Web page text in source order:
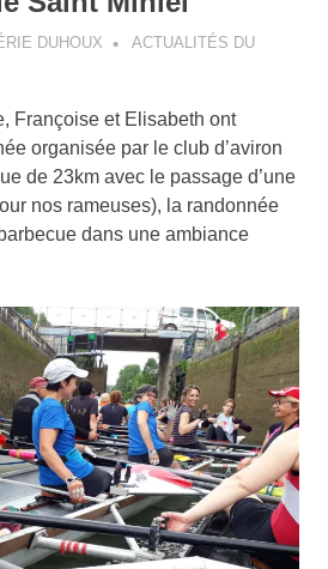
DUHOUX
ACTUALITÉS DU
Françoise et Elisabeth ont
organisée par le club d’aviron
de 23km avec le passage d’une
nos rameuses), la randonnée
dans une ambiance